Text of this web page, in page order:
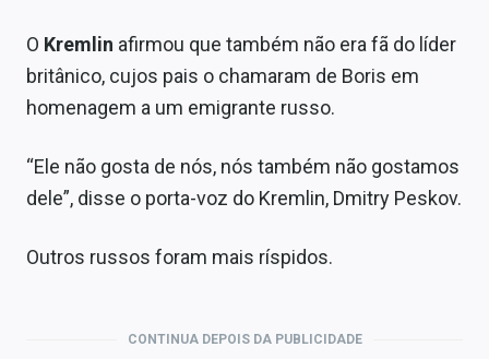
O Kremlin afirmou que também não era fã do líder
britânico, cujos pais o chamaram de Boris em
homenagem a um emigrante russo.
“Ele não gosta de nós, nós também não gostamos
dele”, disse o porta-voz do Kremlin, Dmitry Peskov.
Outros russos foram mais ríspidos.
CONTINUA DEPOIS DA PUBLICIDADE